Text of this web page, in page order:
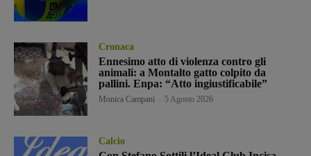
Cronaca
Ennesimo atto di violenza contro gli
animali: a Montalto gatto colpito da
pallini. Enpa: “Atto ingiustificabile”
Monica Campani 5 Agosto 2026
Calcio